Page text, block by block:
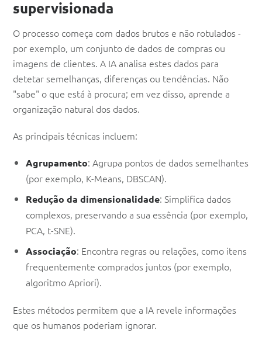
supervisionada
O processo começa com dados brutos e não rotulados -
por exemplo, um conjunto de dados de compras ou
imagens de clientes. A IA analisa estes dados para
detetar semelhanças, diferenças ou tendências. Não
"sabe" o que está à procura; em vez disso, aprende a
organização natural dos dados.
As principais técnicas incluem:
Agrupamento: Agrupa pontos de dados semelhantes
(por exemplo, K-Means, DBSCAN).
Redução da dimensionalidade: Simplifica dados
complexos, preservando a sua essência (por exemplo,
PCA, t-SNE).
Associação: Encontra regras ou relações, como itens
frequentemente comprados juntos (por exemplo,
algoritmo Apriori).
Estes métodos permitem que a IA revele informações
que os humanos poderiam ignorar.